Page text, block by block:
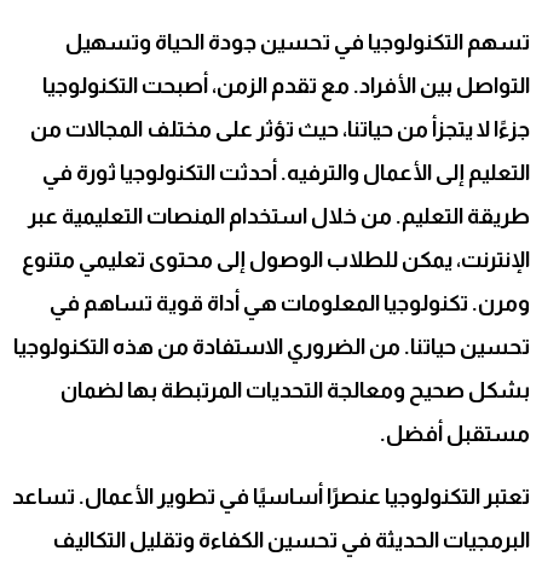
تسهم التكنولوجيا في تحسين جودة الحياة وتسهيل
التواصل بين الأفراد. مع تقدم الزمن، أصبحت التكنولوجيا
جزءًا لا يتجزأ من حياتنا، حيث تؤثر على مختلف المجالات من
التعليم إلى الأعمال والترفيه. أحدثت التكنولوجيا ثورة في
طريقة التعليم. من خلال استخدام المنصات التعليمية عبر
الإنترنت، يمكن للطلاب الوصول إلى محتوى تعليمي متنوع
ومرن. تكنولوجيا المعلومات هي أداة قوية تساهم في
تحسين حياتنا. من الضروري الاستفادة من هذه التكنولوجيا
بشكل صحيح ومعالجة التحديات المرتبطة بها لضمان
مستقبل أفضل.
تعتبر التكنولوجيا عنصرًا أساسيًا في تطوير الأعمال. تساعد
البرمجيات الحديثة في تحسين الكفاءة وتقليل التكاليف